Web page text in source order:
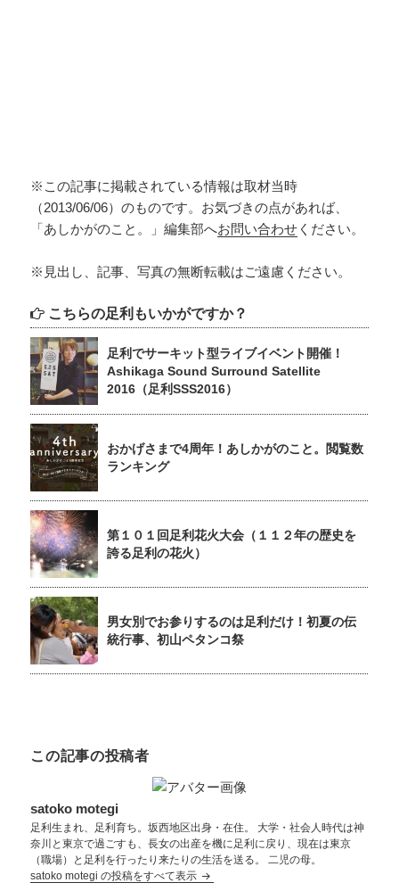
※この記事に掲載されている情報は取材当時
（2013/06/06）のものです。お気づきの点があれば、
「あしかがのこと。」編集部へお問い合わせ ください。
※見出し、記事、写真の無断転載はご遠慮ください。
こちらの足利もいかがですか？
足利でサーキット型ライブイベント開催！
Ashikaga Sound Surround Satellite
2016（足利SSS2016）
おかげさまで4周年！あしかがのこと。閲覧数
ランキング
第１０１回足利花火大会（１１２年の歴史を
誇る足利の花火）
男女別でお参りするのは足利だけ！初夏の伝
統行事、初山ペタンコ祭
この記事の投稿者
satoko motegi
足利生まれ、足利育ち。坂西地区出身・在住。 大学・社会人時代は神
奈川と東京で過ごすも、長女の出産を機に足利に戻り、現在は東京
（職場）と足利を行ったり来たりの生活を送る。 二児の母。
satoko motegi の投稿をすべて表示